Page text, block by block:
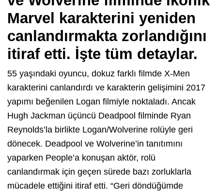
Marvel karakterini yeniden
canlandırmakta zorlandığını
itiraf etti. İşte tüm detaylar.
55 yaşındaki oyuncu, dokuz farklı filmde X-Men
karakterini canlandırdı ve karakterin gelişimini 2017
yapımı beğenilen Logan filmiyle noktaladı. Ancak
Hugh Jackman üçüncü Deadpool filminde Ryan
Reynolds’la birlikte Logan/Wolverine rolüyle geri
dönecek. Deadpool ve Wolverine’in tanıtımını
yaparken People’a konuşan aktör, rolü
canlandırmak için geçen sürede bazı zorluklarla
mücadele ettiğini itiraf etti. “Geri döndüğümde